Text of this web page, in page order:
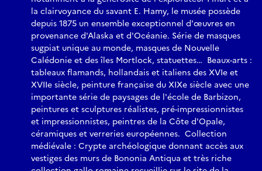
la clairvoyance du savant E. Hamy, le musée possède
depuis 1875 un ensemble exceptionnel d'œuvres en
provenance d'Alaska et d'Océanie. Série de masques
sugpiat unique au monde, masques de Nouvelle
Calédonie et des îles Mortlock, statuettes… Beaux-arts :
tableaux flamands, hollandais et italiens des XVIe et
XVIIe siècle, peinture française du XIXe siècle avec une
importante série de paysages de l'école de Barbizon,
peintures et sculptures réalistes, pré-impressionnistes
et impressionnistes, peintres de la Côte d'Opale,
céramiques et verreries européennes. Collection
médiévale : Crypte archéologique donnant accès aux
vestiges des murs de Bononia Antiqua et très riche